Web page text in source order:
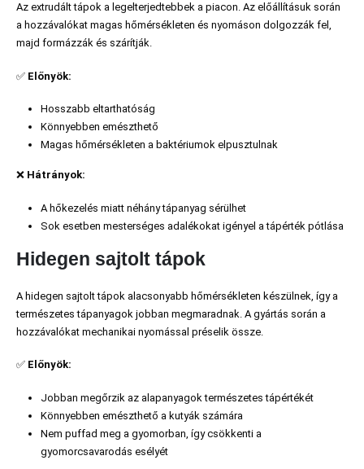
Az extrudált tápok a legelterjedtebbek a piacon. Az előállításuk során
a hozzávalókat magas hőmérsékleten és nyomáson dolgozzák fel,
majd formázzák és szárítják.
✅ Előnyök:
Hosszabb eltarthatóság
Könnyebben emészthető
Magas hőmérsékleten a baktériumok elpusztulnak
❌ Hátrányok:
A hőkezelés miatt néhány tápanyag sérülhet
Sok esetben mesterséges adalékokat igényel a tápérték pótlása
Hidegen sajtolt tápok
A hidegen sajtolt tápok alacsonyabb hőmérsékleten készülnek, így a
természetes tápanyagok jobban megmaradnak. A gyártás során a
hozzávalókat mechanikai nyomással préselik össze.
✅ Előnyök:
Jobban megőrzik az alapanyagok természetes tápértékét
Könnyebben emészthető a kutyák számára
Nem puffad meg a gyomorban, így csökkenti a
gyomorcsavarodás esélyét